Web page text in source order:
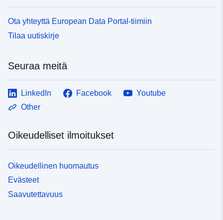
Ota yhteyttä European Data Portal-tiimiin
Tilaa uutiskirje
Seuraa meitä
LinkedIn Facebook
Youtube
Other
Oikeudelliset ilmoitukset
Oikeudellinen huomautus
Evästeet
Saavutettavuus